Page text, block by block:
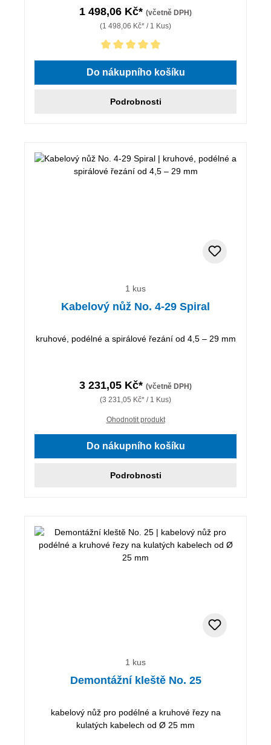
1 498,06 Kč* (včetně DPH)
(1 498,06 Kč* / 1 Kus)
Průměrné hodnocení 5 z 5 hvězd
Do nákupního košíku
Podrobnosti
1 kus
Kabelový nůž No. 4-29 Spiral
kruhové, podélné a spirálové řezání od 4,5 – 29 mm
3 231,05 Kč* (včetně DPH)
(3 231,05 Kč* / 1 Kus)
Ohodnotit produkt
Do nákupního košíku
Podrobnosti
1 kus
Demontážní kleště No. 25
kabelový nůž pro podélné a kruhové řezy na
kulatých kabelech od Ø 25 mm